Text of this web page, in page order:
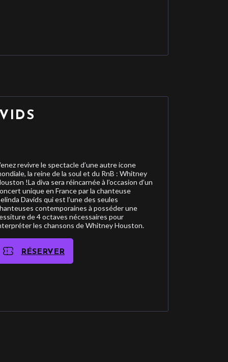
revivre le spectacle d’une autre icone
la reine de la soul et du RnB : Whitney
!La diva sera réincarnée à l’occasion d’un
unique en France par la chanteuse
Davids qui est l’une des seules
contemporaines à posséder une
de 4 octaves nécessaires pour
les chansons de Whitney Houston.
RÉSERVER